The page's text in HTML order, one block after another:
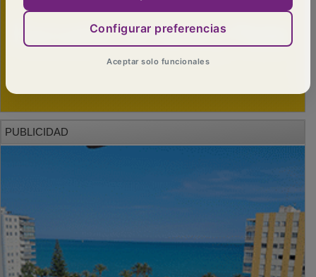
Configurar preferencias
Aceptar solo funcionales